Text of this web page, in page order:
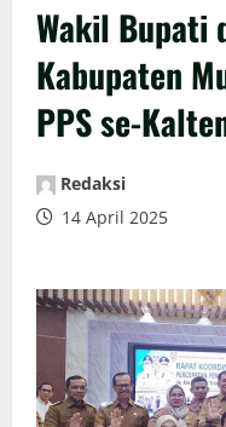
Wakil Bupati
Kabupaten
PPS se-
Redaksi
14 April 2025